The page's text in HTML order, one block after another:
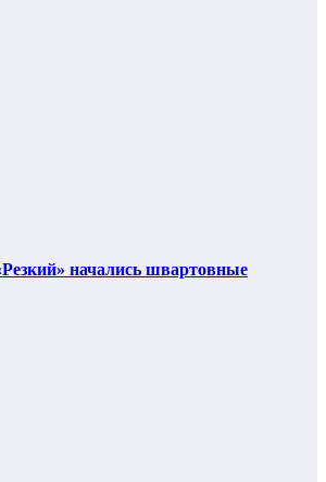
начались швартовные